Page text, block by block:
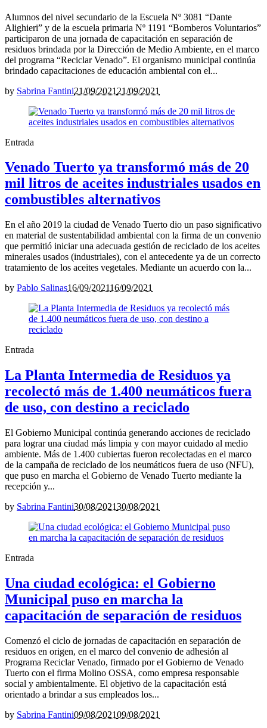
Alumnos del nivel secundario de la Escuela Nº 3081 “Dante
Alighieri” y de la escuela primaria Nº 1191 “Bomberos Voluntarios”
participaron de una jornada de capacitación en separación de
residuos brindada por la Dirección de Medio Ambiente, en el marco
del programa “Reciclar Venado”. El organismo municipal continúa
brindado capacitaciones de educación ambiental con el...
by Sabrina Fantini21/09/2021 21/09/2021
Entrada
Venado Tuerto ya transformó más de 20
mil litros de aceites industriales usados en
combustibles alternativos
En el año 2019 la ciudad de Venado Tuerto dio un paso significativo
en material de sustentabilidad ambiental con la firma de un convenio
que permitió iniciar una adecuada gestión de reciclado de los aceites
minerales usados (industriales), con el antecedente ya de un correcto
tratamiento de los aceites vegetales. Mediante un acuerdo con la...
by Pablo Salinas16/09/202116/09/2021
Entrada
La Planta Intermedia de Residuos ya
recolectó más de 1.400 neumáticos fuera
de uso, con destino a reciclado
El Gobierno Municipal continúa generando acciones de reciclado
para lograr una ciudad más limpia y con mayor cuidado al medio
ambiente. Más de 1.400 cubiertas fueron recolectadas en el marco
de la campaña de reciclado de los neumáticos fuera de uso (NFU),
que puso en marcha el Gobierno de Venado Tuerto mediante la
recepción y...
by Sabrina Fantini30/08/202130/08/2021
Entrada
Una ciudad ecológica: el Gobierno
Municipal puso en marcha la
capacitación de separación de residuos
Comenzó el ciclo de jornadas de capacitación en separación de
residuos en origen, en el marco del convenio de adhesión al
Programa Reciclar Venado, firmado por el Gobierno de Venado
Tuerto con el firma Molino OSSA, como empresa responsable
social y ambientalmente. El objetivo de la capacitación está
orientado a brindar a sus empleados los...
by Sabrina Fantini09/08/202109/08/2021